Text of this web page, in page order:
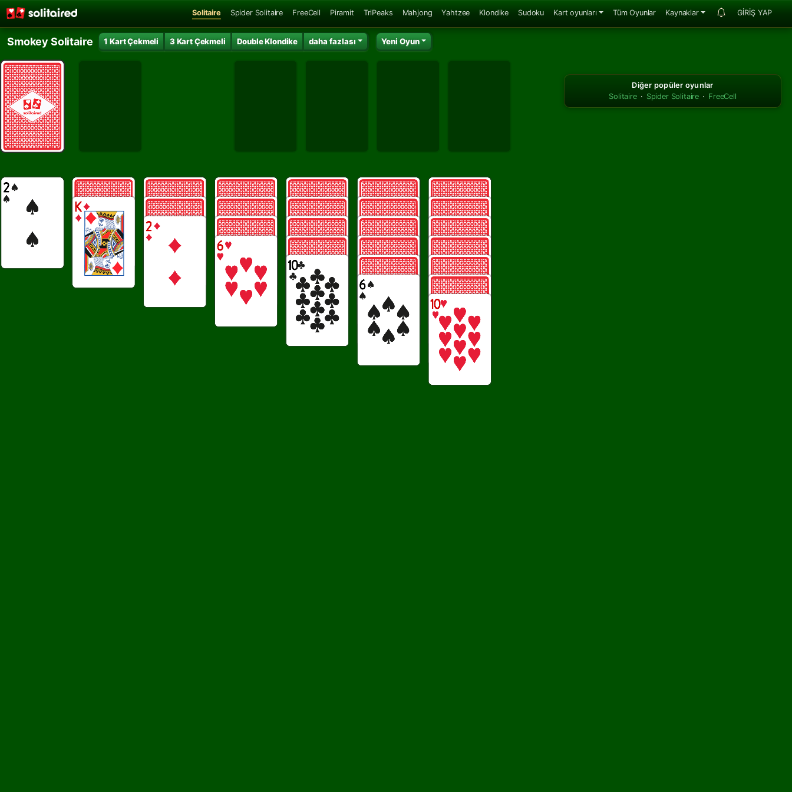
Solitaire Spider Solitaire FreeCell Piramit TriPeaks Mahjong Yahtzee Klondike Sudoku Kart oyunları Tüm Oyunlar Kaynaklar GİRİŞ YAP
Smokey Solitaire 1 Kart Çekmeli 3 Kart Çekmeli Double Klondike daha fazlası Yeni Oyun
Diğer popüler oyunlar
Solitaire · Spider Solitaire · FreeCell